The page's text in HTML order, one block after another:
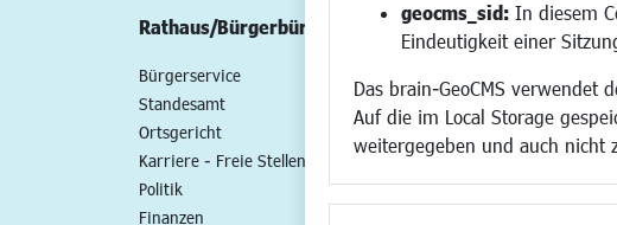
geocms_sid: In diesem
Eindeutigkeit einer
Das brain-GeoCMS verwendet
Auf die im Local Storage
weitergegeben und auch nicht
Rathaus/Bürgerbüro
Bürgerservice
Standesamt
Ortsgericht
Karriere - Freie Stellen
Politik
Finanzen
Wirtschaft/
Gewerbeflächen und
Handel und Gastronomie